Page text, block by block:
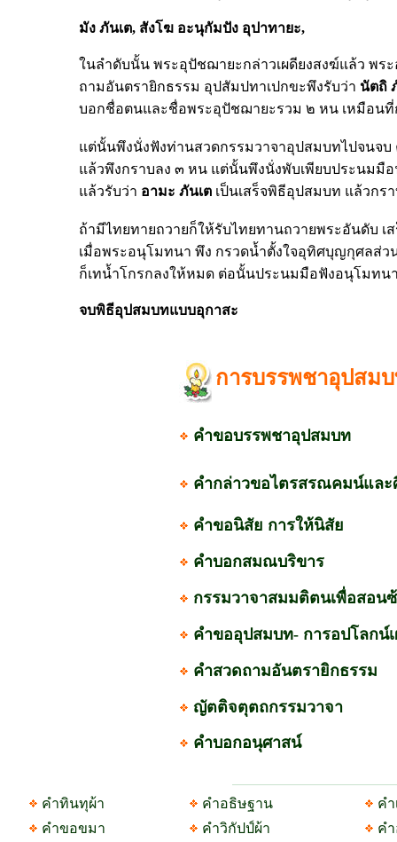
มัง ภันเต, สังโฆ อะนุกัมปัง อุปาทายะ,
ในลำดับนั้น พระอุปัชฌายะกล่าวเผดียงสงฆ์แล้ว พร
ถามอันตรายิกธรรม อุปสัมปทาเปกขะพึงรับว่า นัตถิ
บอกชื่อตนและชื่อพระอุปัชฌายะรวม ๒ หน เหมือนที่
แต่นั้นพึงนั่งฟังท่านสวดกรรมวาจาอุปสมบทไปจนจบ
แล้วพึงกราบลง ๓ หน แต่นั้นพึงนั่งพับเพียบประนมมื
แล้วรับว่า อามะ ภันเต เป็นเสร็จพิธีอุปสมบท แล้วก
ถ้ามีไทยทายถวายก็ให้รับไทยทานถวายพระอันดับ
เมื่อพระอนุโมทนา พึง กรวดน้ำตั้งใจอุทิศบุญกุศลส่
ก็เทน้ำโกรกลงให้หมด ต่อนั้นประนมมือฟังอนุโมทน
จบพิธีอุปสมบทแบบอุกาสะ
การบรรพชาอุปสม
คำขอบรรพชาอุปสมบท
คำกล่าวขอไตรสรณคมน์และ
คำขอนิสัย การให้นิสัย
คำบอกสมณบริขาร
กรรมวาจาสมมติตนเพื่อสอน
คำขออุปสมบท- การอปโลกน์
คำสวดถามอันตรายิกธรรม
ญัตติจตุตถกรรมวาจา
คำบอกอนุศาสน์
คำทินทุผ้า คำอธิษฐาน
คำ
คำขอขมา
คำวิกัปป์ผ้า
ค